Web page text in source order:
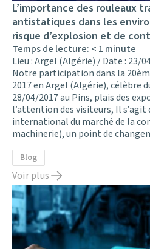
L’importance des rouleaux
antistatiques dans les
risque d’explosion et de
Temps de lecture: < 1 minute
Lieu : Argel (Algérie) / Date : 23/
Notre participation dans la
2017 en Argel (Algérie), célèbre
28/04/2017 au Pins, plais des
l’attention des visiteurs, Il s’agit
international du marché de la
machinerie), un point de
Blog
Voir plus